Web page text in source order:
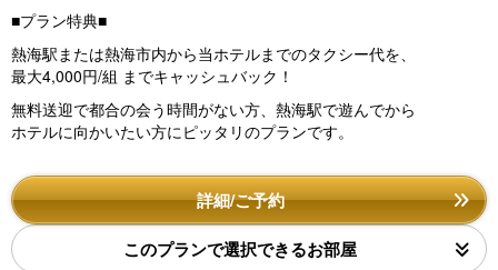
■プラン特典■
熱海駅または熱海市内から当ホテルまでのタクシー代を、
最大4,000円/組 までキャッシュバック！
無料送迎で都合の会う時間がない方、 熱海駅で遊んでから
ホテルに向かいたい方にピッタリのプランです。
詳細/ご予約
このプランで選択できるお部屋